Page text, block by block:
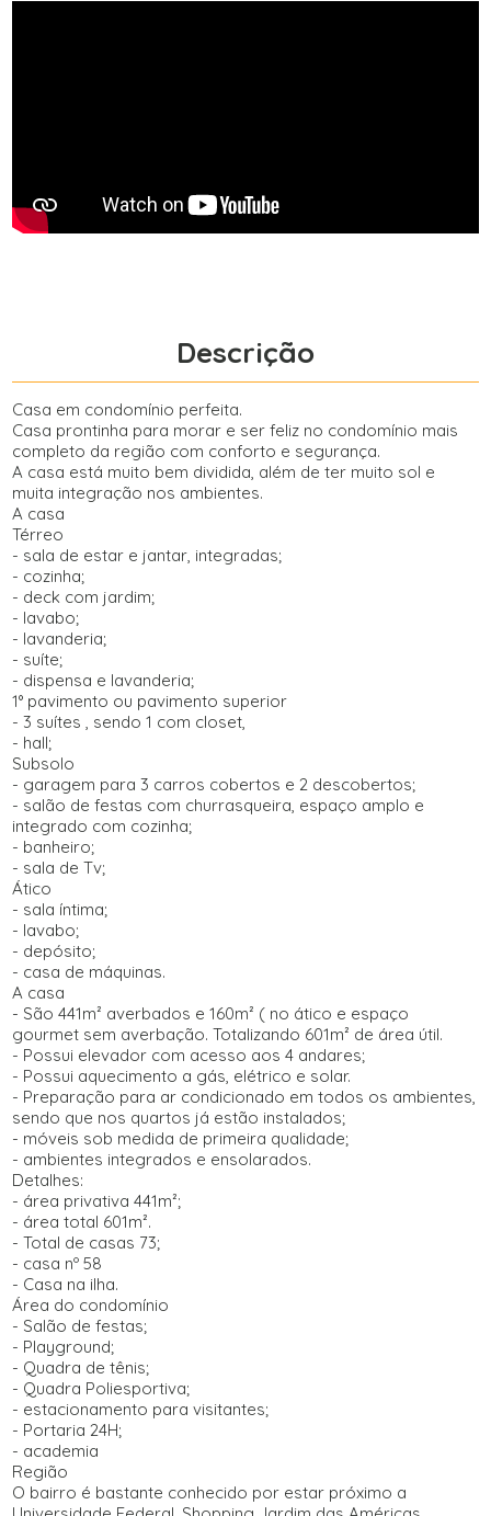
Descrição
Casa em condomínio perfeita.
Casa prontinha para morar e ser feliz no condomínio mais
completo da região com conforto e segurança.
A casa está muito bem dividida, além de ter muito sol e
muita integração nos ambientes.
A casa
Térreo
- sala de estar e jantar, integradas;
- cozinha;
- deck com jardim;
- lavabo;
- lavanderia;
- suíte;
- dispensa e lavanderia;
1° pavimento ou pavimento superior
- 3 suítes , sendo 1 com closet,
- hall;
Subsolo
- garagem para 3 carros cobertos e 2 descobertos;
- salão de festas com churrasqueira, espaço amplo e
integrado com cozinha;
- banheiro;
- sala de Tv;
Ático
- sala íntima;
- lavabo;
- depósito;
- casa de máquinas.
A casa
- São 441m² averbados e 160m² ( no ático e espaço
gourmet sem averbação. Totalizando 601m² de área útil.
- Possui elevador com acesso aos 4 andares;
- Possui aquecimento a gás, elétrico e solar.
- Preparação para ar condicionado em todos os ambientes,
sendo que nos quartos já estão instalados;
- móveis sob medida de primeira qualidade;
- ambientes integrados e ensolarados.
Detalhes:
- área privativa 441m²;
- área total 601m².
- Total de casas 73;
- casa nº 58
- Casa na ilha.
Área do condomínio
- Salão de festas;
- Playground;
- Quadra de tênis;
- Quadra Poliesportiva;
- estacionamento para visitantes;
- Portaria 24H;
- academia
Região
O bairro é bastante conhecido por estar próximo a